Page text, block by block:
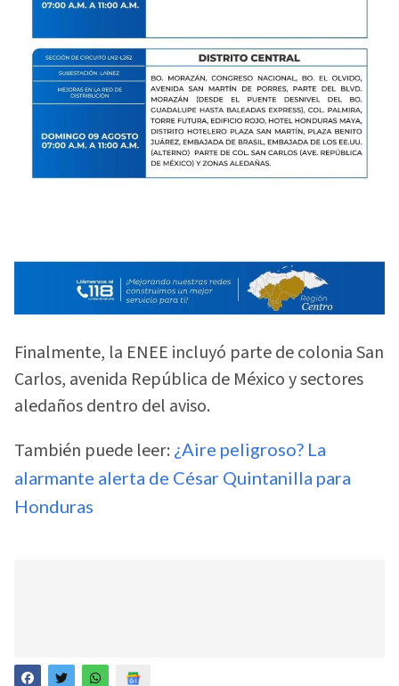
Finalmente, la ENEE incluyó parte de colonia San
Carlos, avenida República de México y sectores
aledaños dentro del aviso.
También puede leer: ¿Aire peligroso? La
alarmante alerta de César Quintanilla para
Honduras